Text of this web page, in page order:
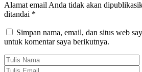
Alamat email Anda tidak akan
ditandai *
Simpan nama, email, dan situs web
untuk komentar saya berikutnya.